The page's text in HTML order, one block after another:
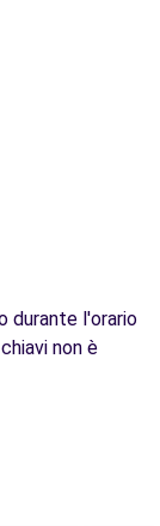
durante l'orario
non è